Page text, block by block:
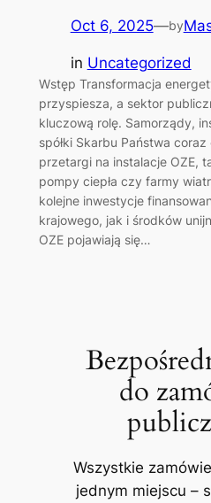
Oct 6, 2025—by
in Uncategorized
Wstęp Transformacja
przyspiesza, a sektor
kluczową rolę. Samorządy,
spółki Skarbu Państwa coraz
przetargi na instalacje OZE,
pompy ciepła czy farmy
kolejne inwestycje
krajowego, jak i środków
OZE pojawiają się…
do
Wszystkie
jednym miejscu –